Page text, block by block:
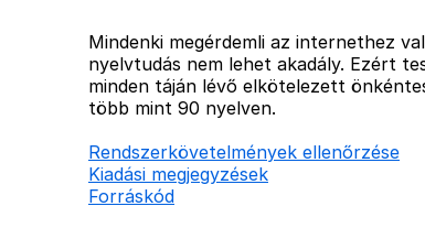
Mindenki megérdemli az internethez
nyelvtudás nem lehet akadály. Ezért
minden táján lévő elkötelezett
több mint 90 nyelven.
Rendszerkövetelmények ellenőrzése
Kiadási megjegyzések
Forráskód